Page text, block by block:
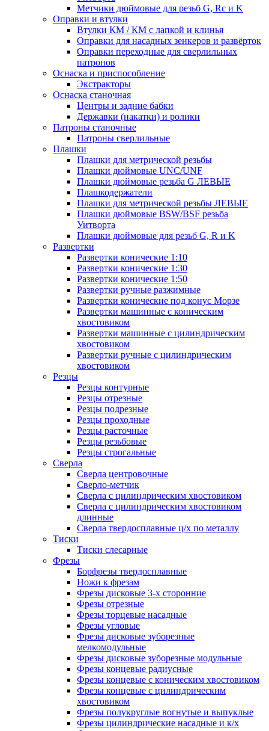
Метчики дюймовые для резьб G, Rc и K
Оправки и втулки
Втулки КМ / КМ с лапкой и клинья
Оправки для насадных зенкеров и развёрток
Оправки переходные для сверлильных
патронов
Оснаска и приспособление
Экстракторы
Оснаска станочная
Центры и задние бабки
Державки (накатки) и ролики
Патроны станочные
Патроны сверлильные
Плашки
Плашки для метрической резьбы
Плашки дюймовые UNC/UNF
Плашки дюймовые резьба G ЛЕВЫЕ
Плашкодержатели
Плашки для метрической резьбы ЛЕВЫЕ
Плашки дюймовые BSW/BSF резьба
Уитворта
Плашки дюймовые для резьб G, R и K
Развертки
Развертки конические 1:10
Развертки конические 1:30
Развертки конические 1:50
Развертки ручные разжимные
Развертки конические под конус Морзе
Развертки машинные с коническим
хвостовиком
Развертки машинные с цилиндрическим
хвостовиком
Развертки ручные с цилиндрическим
хвостовиком
Резцы
Резцы контурные
Резцы отрезные
Резцы подрезные
Резцы проходные
Резцы расточные
Резцы резьбовые
Резцы строгальные
Сверла
Сверла центровочные
Сверло-метчик
Сверла с цилиндрическим хвостовиком
Сверла с цилиндрическим хвостовиком
длинные
Сверла твердосплавные ц/х по металлу
Тиски
Тиски слесарные
Фрезы
Борфрезы твердосплавные
Ножи к фрезам
Фрезы дисковые 3-х сторонние
Фрезы отрезные
Фрезы торцевые насадные
Фрезы угловые
Фрезы дисковые зуборезные
мелкомодульные
Фрезы дисковые зуборезные модульные
Фрезы концевые радиусные
Фрезы концевые с коническим хвостовиком
Фрезы концевые с цилиндрическим
хвостовиком
Фрезы полукруглые вогнутые и выпуклые
Фрезы цилиндрические насадные и к/х